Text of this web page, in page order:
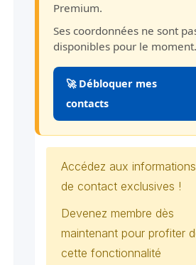
Premium.
Ses coordonnées ne sont
disponibles pour le moment.
🚀 Débloquer mes
contacts
Accédez aux informations
de contact exclusives !
Devenez membre dès
maintenant pour profiter
cette fonctionnalité